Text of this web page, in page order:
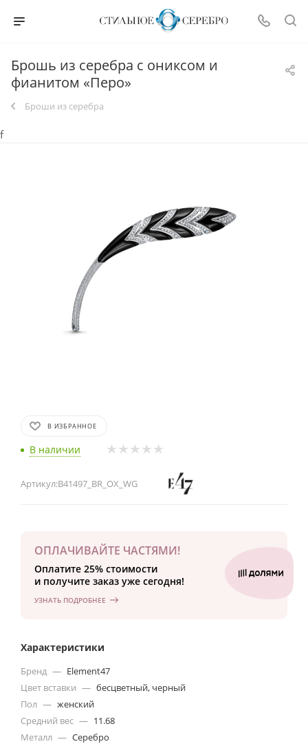
Брошь из серебра с ониксом и
фианитом «Перо»
Броши из серебра
f
В ИЗБРАННОЕ
В наличии
Артикул:B41497_BR_OX_WG
ОПЛАЧИВАЙТЕ ЧАСТЯМИ!
Оплатите 25% стоимости
и получите заказ уже сегодня!
УЗНАТЬ ПОДРОБНЕЕ
Характеристики
Бренд — Element47
Цвет вставки — бесцветный, черный
Пол — женский
Средний вес — 11.68
Металл — Серебро